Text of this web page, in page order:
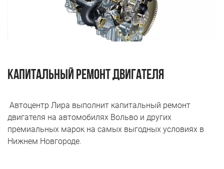
Н.Новгород ул. Удмуртская д.10
Пн-Пт 9.00 - 19.00; Сб, Вс - Выходной
Капитальный ремонт двигателя
Автоцентр Лира выполнит капитальный ремонт
двигателя на автомобилях Вольво и других
премиальных марок на самых выгодных условиях в
Нижнем Новгороде.